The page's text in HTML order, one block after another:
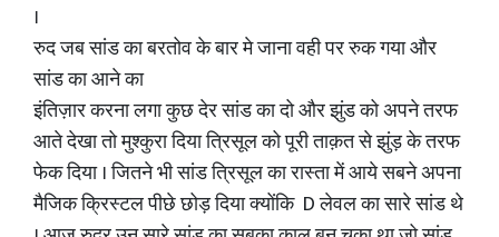
।
रुद जब सांड का बरतोव के बार मे जाना वही पर रुक गया और
सांड का आने का
इंतिज़ार करना लगा कुछ देर सांड का दो और झुंड को अपने तरफ
आते देखा तो मुश्कुरा दिया त्रिसूल को पूरी ताक़त से झुंड़ के तरफ
फेक दिया । जितने भी सांड त्रिसूल का रास्ता में आये सबने अपना
मैजिक क्रिस्टल पीछे छोड़ दिया क्योंकि D लेवल का सारे सांड थे